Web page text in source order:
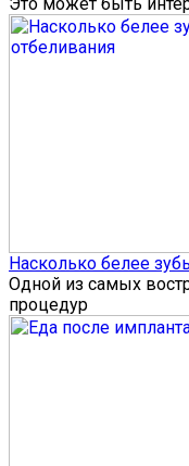
Насколько белее
Одной из самых
процедур